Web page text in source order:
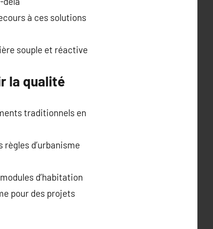
à ces solutions
souple et réactive
la qualité
traditionnels en
d’urbanisme
d’habitation
pour des projets